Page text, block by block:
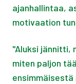
ajanhallintaa,
motivaation
"Aluksi jännitti,
miten paljon